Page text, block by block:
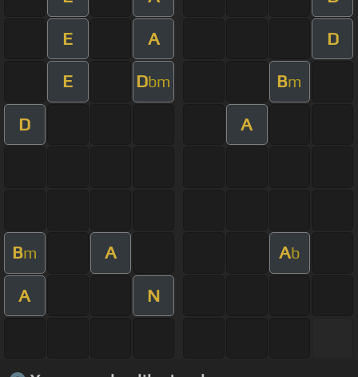
E A D
E Dbm Bm
D A
Bm A Ab
A N